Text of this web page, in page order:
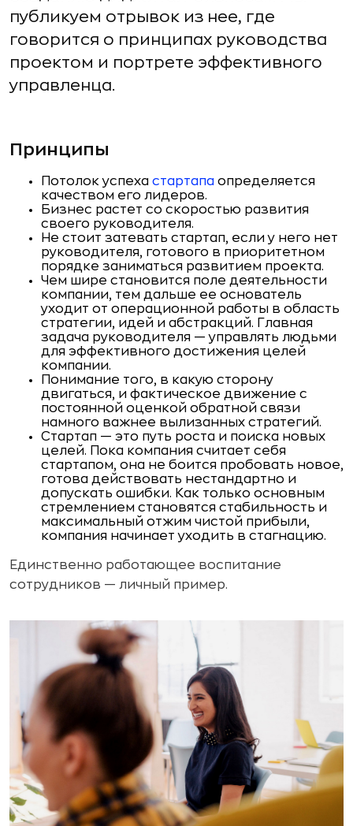
публикуем отрывок из нее, где
говорится о принципах руководства
проектом и портрете эффективного
управленца.
Принципы
Потолок успеха стартапа определяется
качеством его ли­деров.
Бизнес растет со скоростью развития
своего руководи­теля.
Не стоит затевать стартап, если у него нет
руководите­ля, готового в приоритетном
порядке заниматься развити­ем проекта.
Чем шире становится поле деятельности
компании, тем дальше ее основатель
уходит от операционной работы в об­ласть
стратегии, идей и абстракций. Главная
задача руково­дителя — управлять людьми
для эффективного достижения целей
компании.
Понимание того, в какую сторону
двигаться, и фактиче­ское движение с
постоянной оценкой обратной связи
намно­го важнее вылизанных стратегий.
Стартап — это путь роста и поиска новых
целей. Пока компания считает себя
стартапом, она не боится пробовать новое,
готова действовать нестандартно и
допускать ошибки. Как только основным
стремлением становятся стабильность и
максимальный отжим чистой прибыли,
компания начина­ет уходить в стагнацию.
Единственно работающее воспитание
сотрудников — лич­ный пример.